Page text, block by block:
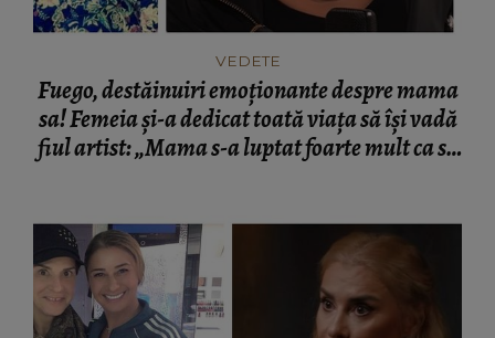
VEDETE
Fuego, destăinuiri emoționante despre mama
sa! Femeia și-a dedicat toată viața să își vadă
fiul artist: „Mama s-a luptat foarte mult ca să